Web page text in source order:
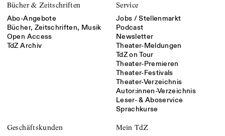
Bücher & Zeitschriften
Abo-Angebote
Bücher, Zeitschriften, Musik
Open Access
TdZ Archiv
Service
Jobs / Stellenmarkt
Podcast
Newsletter
Theater-Meldungen
TdZ on Tour
Theater-Premieren
Theater-Festivals
Theater-Verzeichnis
Autor:innen-Verzeichnis
Leser- & Aboservice
Sprachkurse
Geschäftskunden Mein TdZ